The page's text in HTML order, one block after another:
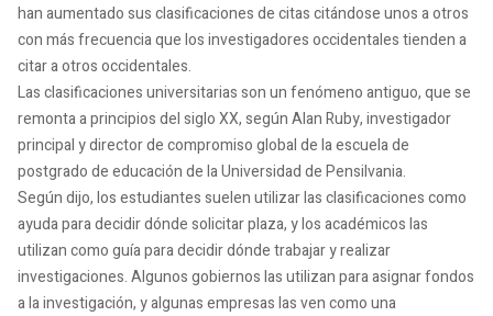
han aumentado sus clasificaciones de citas citándose unos a otros
con más frecuencia que los investigadores occidentales tienden a
citar a otros occidentales.
Las clasificaciones universitarias son un fenómeno antiguo, que se
remonta a principios del siglo XX, según Alan Ruby, investigador
principal y director de compromiso global de la escuela de
postgrado de educación de la Universidad de Pensilvania.
Según dijo, los estudiantes suelen utilizar las clasificaciones como
ayuda para decidir dónde solicitar plaza, y los académicos las
utilizan como guía para decidir dónde trabajar y realizar
investigaciones. Algunos gobiernos las utilizan para asignar fondos
a la investigación, y algunas empresas las ven como una